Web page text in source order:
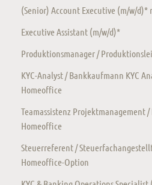
(Senior) Account Executive (m/w/d)*
Executive Assistant (m/w/d)*
Produktionsmanager /
KYC-Analyst / Bankkaufmann KYC
Homeoffice
Teamassistenz Projektmanagement
Homeoffice
Steuerreferent /
Homeoffice-Option